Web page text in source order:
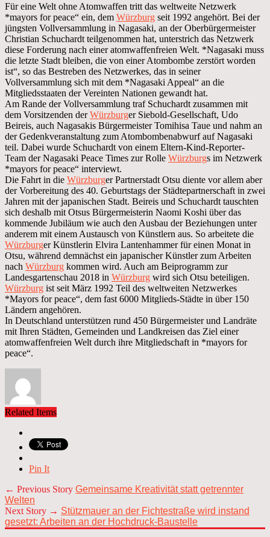
Für eine Welt ohne Atomwaffen tritt das weltweite Netzwerk
*mayors for peace“ ein, dem Würzburg seit 1992 angehört. Bei der
jüngsten Vollversammlung in Nagasaki, an der Oberbürgermeister
Christian Schuchardt teilgenommen hat, unterstrich das Netzwerk
diese Forderung nach einer atomwaffenfreien Welt. *Nagasaki muss
die letzte Stadt bleiben, die von einer Atombombe zerstört worden
ist“, so das Bestreben des Netzwerkes, das in seiner
Vollversammlung sich mit dem *Nagasaki Appeal“ an die
Mitgliedsstaaten der Vereinten Nationen gewandt hat.
Am Rande der Vollversammlung traf Schuchardt zusammen mit
dem Vorsitzenden derWürzburger Siebold-Gesellschaft, Udo
Beireis, auch Nagasakis Bürgermeister Tomihisa Taue und nahm an
der Gedenkveranstaltung zum Atombombenabwurf auf Nagasaki
teil. Dabei wurde Schuchardt von einem Eltern-Kind-Reporter-
Team der Nagasaki Peace Times zur Rolle Würzburgs im Netzwerk
*mayors for peace“ interviewt.
Die Fahrt in die Würzburger Partnerstadt Otsu diente vor allem aber
der Vorbereitung des 40. Geburtstags der Städtepartnerschaft in zwei
Jahren mit der japanischen Stadt. Beireis und Schuchardt tauschten
sich deshalb mit Otsus Bürgermeisterin Naomi Koshi über das
kommende Jubiläum wie auch den Ausbau der Beziehungen unter
anderem mit einem Austausch von Künstlern aus. So arbeitete die
Würzburger Künstlerin Elvira Lantenhammer für einen Monat in
Otsu, während demnächst ein japanischer Künstler zum Arbeiten
nach Würzburg kommen wird. Auch am Beiprogramm zur
Landesgartenschau 2018 in Würzburg wird sich Otsu beteiligen.
Würzburg ist seit März 1992 Teil des weltweiten Netzwerkes
*Mayors for peace“, dem fast 6000 Mitglieds-Städte in über 150
Ländern angehören.
In Deutschland unterstützen rund 450 Bürgermeister und Landräte
mit Ihren Städten, Gemeinden und Landkreisen das Ziel einer
atomwaffenfreien Welt durch ihre Mitgliedschaft in *mayors for
peace“.
Related Items
Pin It
← Previous Story Gemeinsame Kreativität statt getrennter
Welten
Next Story → Stützmauer an der Fichtestraße wird instand
gesetzt: Arbeiten an der Hochdruck-Baustelle